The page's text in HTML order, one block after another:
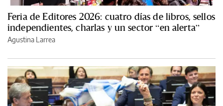
Feria de Editores 2026: cuatro días de libros, sellos
independientes, charlas y un sector “en alerta”
Agustina Larrea